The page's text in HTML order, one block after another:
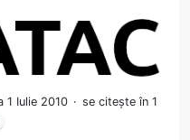
1 Iulie 2010
se citește în 1